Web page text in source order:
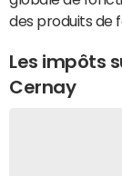
des produits de
Les impôts
Cernay